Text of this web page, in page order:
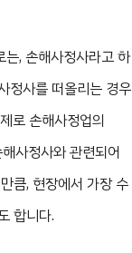
는, 손해사정사라고 하
정사를 떠올리는 경우
로 손해사정업의
사정사와 관련되어
큼, 현장에서 가장 수
합니다.